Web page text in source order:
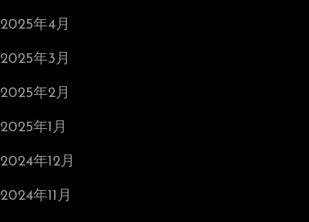
2025年4月
2025年3月
2025年2月
2025年1月
2024年12月
2024年11月